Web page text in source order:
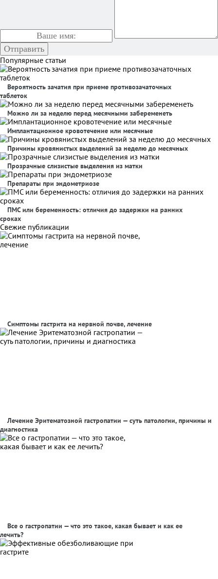
Популярные статьи
Вероятность зачатия при приеме противозачаточных
таблеток
Можно ли за неделю перед месячными забеременеть
Имплантационное кровотечение или месячные
Причины кровянистых выделений за неделю до месячных
Прозрачные слизистые выделения из матки
Препараты при эндометриозе
ПМС или беременность: отличия до задержки на ранних
сроках
Свежие публикации
Симптомы гастрита на нервной почве, лечение
Лечение Эритематозной гастропатии — суть патологии, причины и
диагностика
Все о гастропатии — что это такое, какая бывает и как ее
лечить?